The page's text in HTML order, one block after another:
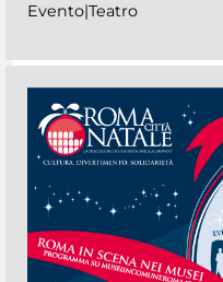
Evento|Teatro